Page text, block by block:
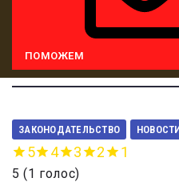
ПОМОЖЕМ
ЗАКОНОДАТЕЛЬСТВО
5 4 3 2 1
5 (1 голос)